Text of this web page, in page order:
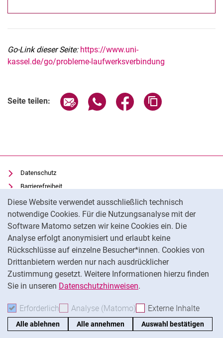
Diese Website verwendet ausschließlich technisch
notwendige Cookies. Für die Nutzungsanalyse mit der
Software Matomo setzen wir keine Cookies ein. Die
Analyse erfolgt anonymisiert und erlaubt keine
Rückschlüsse auf einzelne Besucher*innen. Cookies von
Drittanbietern werden nur nach ausdrücklicher
Zustimmung gesetzt. Weitere Informationen hierzu finden
Sie in unseren Datenschutzhinweisen.
Erforderlich Erforderliche Cookies akzeptieren
Analyse (Matomo) Analyse-Cookies
Externe Inhalte
Alle ablehnen Alle annehmen Auswahl bestätigen
Go-Link dieser Seite: https://www.uni-
kassel.de/go/probleme-laufwerksverbindung
Seite teilen: Seite über E-Mail teilen
Seite über WhatsApp teilen
Seite über Facebook
Datenschutz
Barrierefreiheit
Transparenter KI-Einsatz
Impressum
IT-Benutzungsordnung
Cookie-Einstellungen
Externer Link: Universität Kassel auf
Facebook(öffnet neues Fenster)